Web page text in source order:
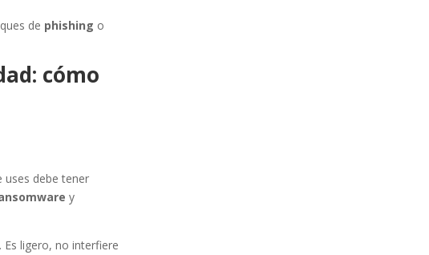
de phishing o
cómo
uses debe tener
y
Es ligero, no interfiere